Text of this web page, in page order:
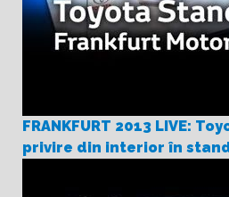
FRANKFURT 2013 LIVE:
privire din interior în